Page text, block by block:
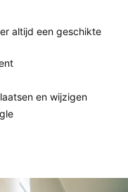
altijd een geschikte
en wijzigen